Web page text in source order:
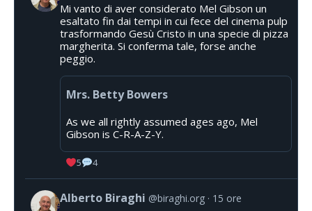
Mi vanto di aver considerato Mel Gibson un
esaltato fin dai tempi in cui fece del cinema pulp
trasformando Gesù Cristo in una specie di pizza
margherita. Si conferma tale, forse anche
peggio.
Mrs. Betty Bowers
As we all rightly assumed ages ago, Mel
Gibson is C-R-A-Z-Y.
5 4
Alberto Biraghi @biraghi.org 15 ore